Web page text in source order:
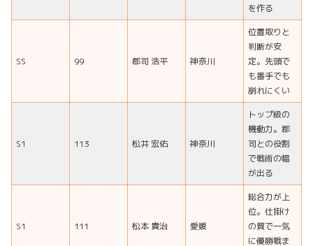
を作る
SS 99 郡司 浩平 神奈川
位置取りと
判断が安
定。先頭で
も番手でも
崩れにくい
S1 113 松井 宏佑 神奈川
トップ級の
機動力。郡
司との役割
で戦術の幅
が出る
S1 111 松本 貴治 愛媛
総合力が上
位。仕掛け
の質で一気
に優勝戦ま